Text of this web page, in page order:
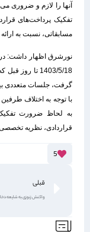
آنها را لازم و ضروری
تفکیک پرداخت‌های
مسابقاتی، نسبت به ارائه
نورشرق اظهار داشت: در
1403/5/18 تا روز
گرفت، جلسات متعددی بین
با توجه به اختلاف طرفین
به لحاظ ضرورت تفکیک
قراردادی، نظریه تخصصی
5
قبلی
واکنش زنوزی به شایعه